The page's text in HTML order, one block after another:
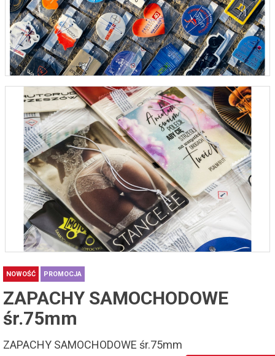
NOWOŚĆ PROMOCJA
ZAPACHY SAMOCHODOWE
śr.75mm
ZAPACHY SAMOCHODOWE śr.75mm